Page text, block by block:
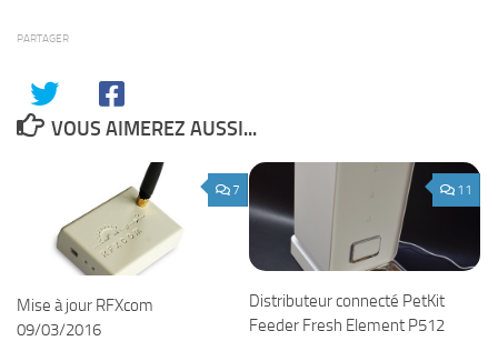
PARTAGER
VOUS AIMEREZ AUSSI...
7
Mise à jour RFXcom
09/03/2016
11
Distributeur connecté PetKit
Feeder Fresh Element P512